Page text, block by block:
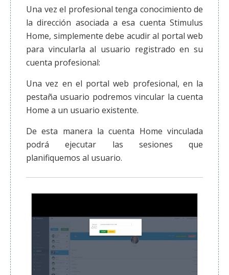
Una vez el profesional tenga conocimiento de
la dirección asociada a esa cuenta Stimulus
Home, simplemente debe acudir al portal web
para vincularla al usuario registrado en su
cuenta profesional:
Una vez en el portal web profesional, en la
pestaña usuario podremos vincular la cuenta
Home a un usuario existente.
De esta manera la cuenta Home vinculada
podrá ejecutar las sesiones que
planifiquemos al usuario.